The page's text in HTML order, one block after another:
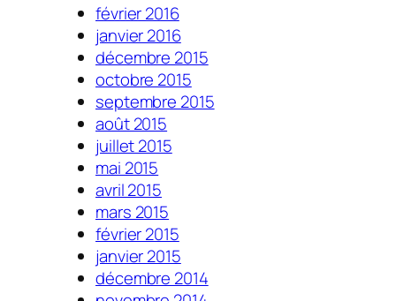
février 2016
janvier 2016
décembre 2015
octobre 2015
septembre 2015
août 2015
juillet 2015
mai 2015
avril 2015
mars 2015
février 2015
janvier 2015
décembre 2014